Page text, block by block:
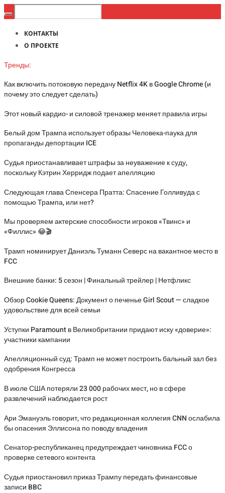
КОНТАКТЫ
О ПРОЕКТЕ
Тренды:
Как включить потоковую передачу Netflix 4K в Google Chrome (и
почему это следует сделать)
Этот новый кардио- и силовой тренажер меняет правила игры
Белый дом Трампа использует образы Человека-паука для
пропаганды депортации ICE
Судья приостанавливает штрафы за неуважение к суду,
поскольку Кэтрин Херридж подает апелляцию
Следующая глава Спенсера Пратта: Спасение Голливуда с
помощью Трампа, или нет?
Мы проверяем актерские способности игроков «Твинс» и
«Филлис» 😂🎬
Трамп номинирует Даниэль Туманн Северс на вакантное место в
FCC
Внешние банки: 5 сезон | Финальный трейлер | Нетфликс
Обзор Cookie Queens: Документ о печенье Girl Scout — сладкое
удовольствие для всей семьи
Уступки Paramount в Великобритании придают иску «доверие»:
участники кампании
Апелляционный суд: Трамп не может построить бальный зал без
одобрения Конгресса
В июле США потеряли 23 000 рабочих мест, но в сфере
развлечений наблюдается рост
Ари Эмануэль говорит, что редакционная коллегия CNN ослабила
бы опасения Эллисона по поводу владения
Сенатор-республиканец предупреждает чиновника FCC о
проверке сетевого контента
Судья приостановил приказ Трампу передать финансовые
записи BBC